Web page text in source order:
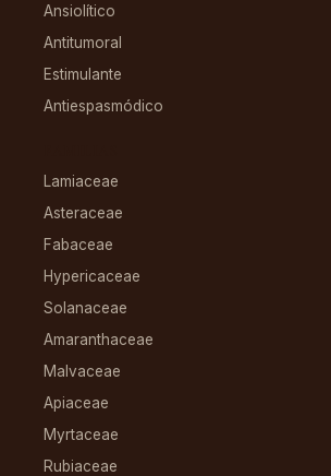
Ansiolítico
Antitumoral
Estimulante
Antiespasmódico
Lamiaceae
Asteraceae
Fabaceae
Hypericaceae
Solanaceae
Amaranthaceae
Malvaceae
Apiaceae
Myrtaceae
Rubiaceae